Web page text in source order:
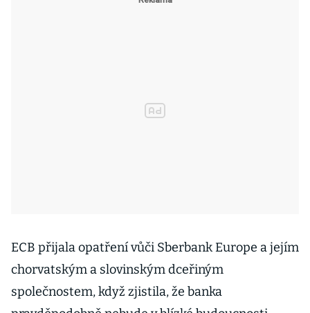
ECB přijala opatření vůči Sberbank Europe a jejím
chorvatským a slovinským dceřiným
společnostem, když zjistila, že banka